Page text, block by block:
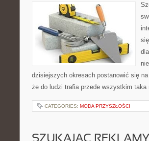
dzisiejszych okresach postanowić się
że do ludzi trafia przede wszystkim
CATEGORIES: MODA PRZYSZŁOŚCI